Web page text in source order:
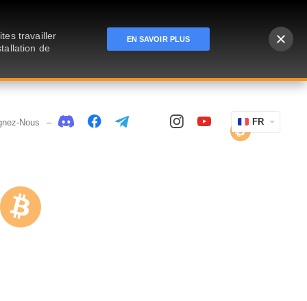
travailler
de
EN SAVOIR PLUS
Nous – FR